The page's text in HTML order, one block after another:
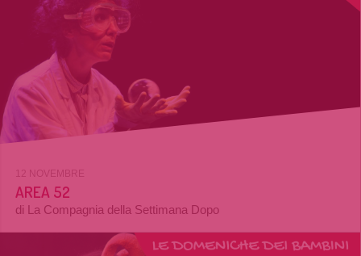
12 NOVEMBRE
AREA 52
di La Compagnia della Settimana Dopo